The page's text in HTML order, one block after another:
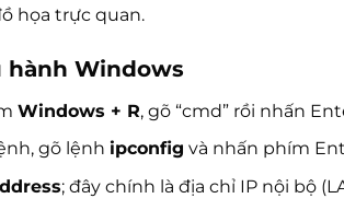
họa trực quan.
Windows
Windows + R, gõ “cmd” rồi nhấn
gõ lệnh ipconfig và nhấn phím
; đây chính là địa chỉ IP nội bộ